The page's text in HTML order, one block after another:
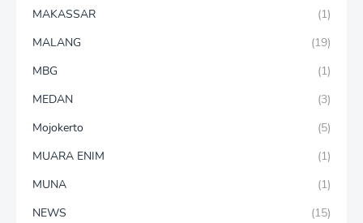
MAKASSAR
(1)
MALANG
(19)
MBG
(1)
MEDAN
(3)
Mojokerto
(5)
MUARA ENIM
(1)
MUNA
(1)
NEWS
(15)